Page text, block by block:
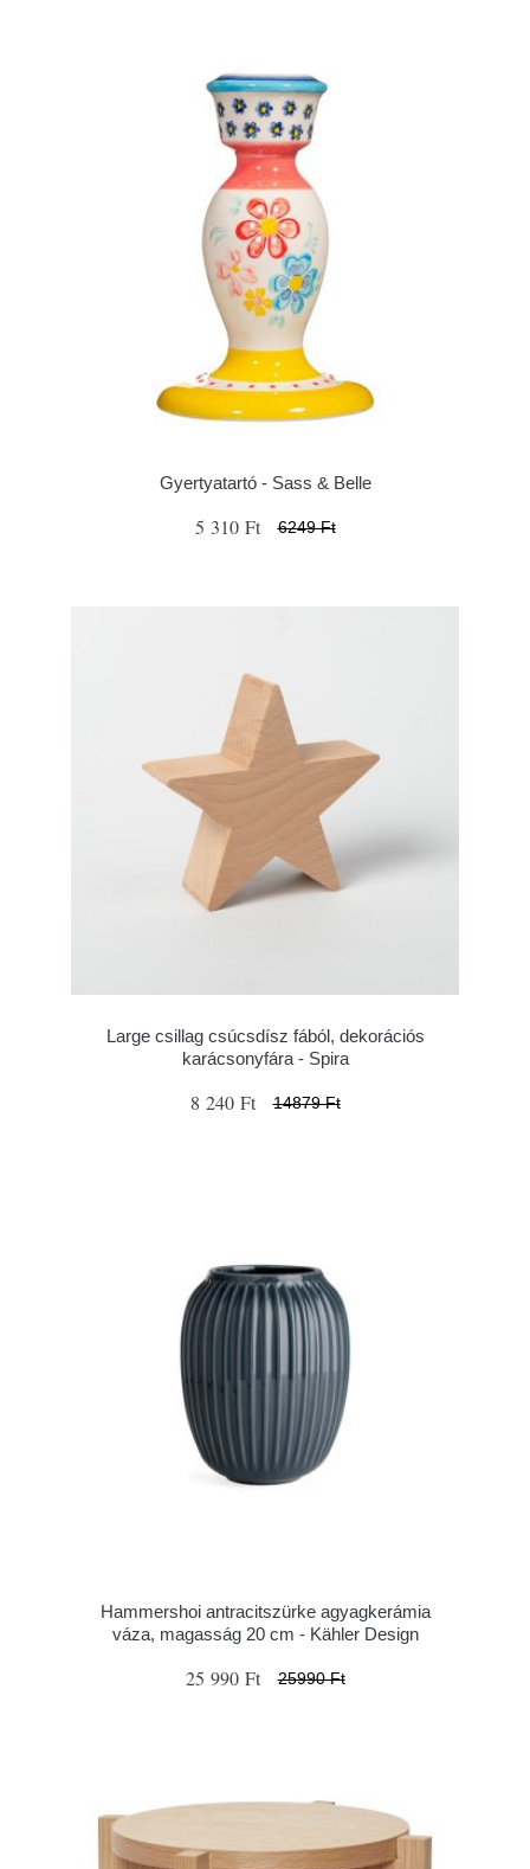
Gyertyatartó - Sass & Belle
5 310 Ft 6249 Ft
Large csillag csúcsdísz fából, dekorációs
karácsonyfára - Spira
8 240 Ft 14879 Ft
Hammershoi antracitszürke agyagkerámia
váza, magasság 20 cm - Kähler Design
25 990 Ft 25990 Ft